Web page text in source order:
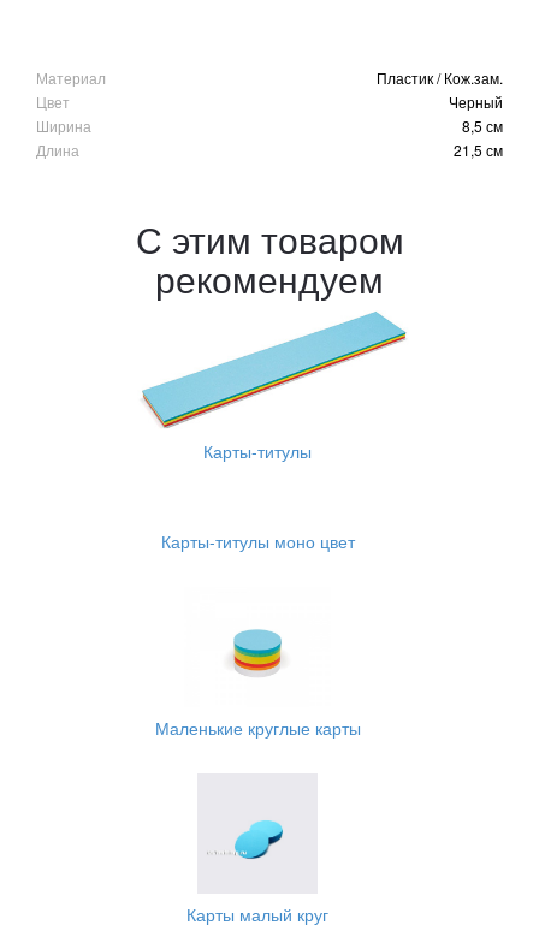
Материал
Пластик / Кож.зам.
Цвет
Черный
Ширина
8,5 см
Длина
21,5 см
С этим товаром
рекомендуем
Карты-титулы
Карты-титулы моно цвет
Маленькие круглые карты
Карты малый круг